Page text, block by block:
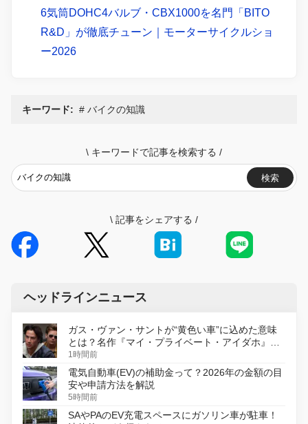
6気筒DOHC4バルブ・CBX1000を名門「BITO
R&D」が徹底チューン｜モーターサイクルショ
ー2026
キーワード: バイクの知識
\ キーワードで記事を検索する /
検索
\ 記事をシェアする /
ヘッドラインニュース
ガス・ヴァン・サントが“黄色い車”に込めた意味
とは？名作『マイ・プライベート・アイダホ』が
初のデジタルリマスター版で復活
1時間前
電気自動車(EV)の補助金って？2026年の金額の目
安や申請方法を解説
5時間前
SAやPAのEV充電スペースにガソリン車が駐車！